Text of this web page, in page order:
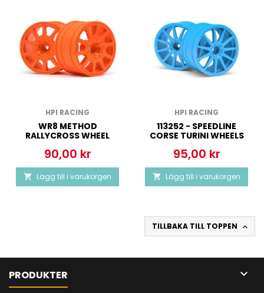
HPI RACING
WR8 METHOD
RALLYCROSS WHEEL
Pris
90,00 kr
 Lägg till i varukorgen
HPI RACING
113252 - SPEEDLINE
CORSE TURINI WHEELS
Pris
95,00 kr
 Lägg till i varukorgen
TILLBAKA TILL TOPPEN 
PRODUKTER 